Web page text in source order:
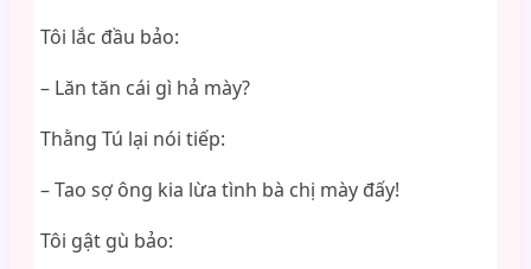
Tôi lắc đầu bảo:
– Lăn tăn cái gì hả mày?
Thằng Tú lại nói tiếp:
– Tao sợ ông kia lừa tình bà chị mày đấy!
Tôi gật gù bảo: